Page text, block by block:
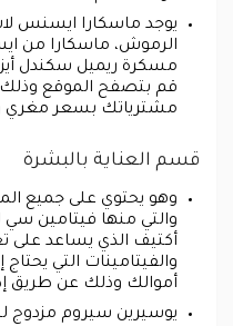
يوجد ماسكارا ايسنس
الرموش، ماسكارا من
مسكرة ريميل سكندل أيز
قم بتصفح الموقع
مشترياتك بسعر مغري
قسم العناية بالبشرة
وهو يحتوي على جميع
والتي منها فيتامين
أكتيف الذي يساعد على
والفيتامينات التي
أموالك وذلك عن طريق
يوسيرين سيروم مزدوج